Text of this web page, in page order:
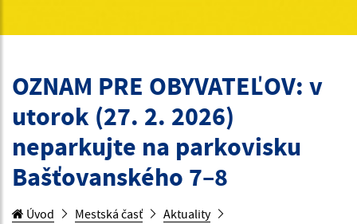
OZNAM PRE OBYVATEĽOV: v
utorok (27. 2. 2026)
neparkujte na parkovisku
Bašťovanského 7–8
Úvod Mestská časť
Aktuality